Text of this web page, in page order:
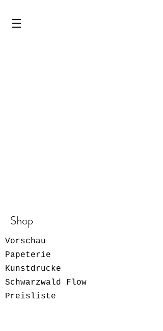
LAGERVERKAUF &
Shop
Vorschau
Papeterie
Kunstdrucke
Schwarzwald Flow
Preisliste